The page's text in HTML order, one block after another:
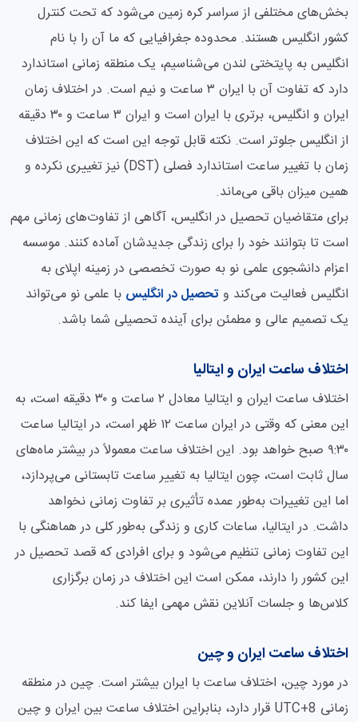
بخش‌های مختلفی از سراسر کره زمین می‌شود که تحت کنترل
کشور انگلیس هستند. محدوده جغرافیایی که ما آن را با نام
انگلیس به پایتختی لندن می‌شناسیم، یک منطقه زمانی استاندارد
دارد که تفاوت آن با ایران ۳ ساعت و نیم است. در اختلاف زمان
ایران و انگلیس، برتری با ایران است و ایران ۳ ساعت و ۳۰ دقیقه
از انگلیس جلوتر است. نکته قابل توجه این است که این اختلاف
زمان با تغییر ساعت استاندارد فصلی (DST) نیز تغییری نکرده و
همین میزان باقی می‌ماند.
برای متقاضیان تحصیل در انگلیس، آگاهی از تفاوت‌های زمانی مهم
است تا بتوانند خود را برای زندگی جدیدشان آماده کنند. موسسه
اعزام دانشجوی علمی نو به صورت تخصصی در زمینه اپلای به
انگلیس فعالیت می‌کند و تحصیل در انگلیس با علمی نو می‌تواند
یک تصمیم عالی و مطمئن برای آینده تحصیلی شما باشد.
اختلاف ساعت ایران و ایتالیا
اختلاف ساعت ایران و ایتالیا معادل ۲ ساعت و ۳۰ دقیقه است، به
این معنی که وقتی در ایران ساعت ۱۲ ظهر است، در ایتالیا ساعت
۹:۳۰ صبح خواهد بود. این اختلاف ساعت معمولاً در بیشتر ماه‌های
سال ثابت است، چون ایتالیا به تغییر ساعت تابستانی می‌پردازد،
اما این تغییرات به‌طور عمده تأثیری بر تفاوت زمانی نخواهد
داشت. در ایتالیا، ساعات کاری و زندگی به‌طور کلی در هماهنگی با
این تفاوت زمانی تنظیم می‌شود و برای افرادی که قصد تحصیل در
این کشور را دارند، ممکن است این اختلاف در زمان برگزاری
کلاس‌ها و جلسات آنلاین نقش مهمی ایفا کند.
اختلاف ساعت ایران و چین
در مورد چین، اختلاف ساعت با ایران بیشتر است. چین در منطقه
زمانی UTC+8 قرار دارد، بنابراین اختلاف ساعت بین ایران و چین